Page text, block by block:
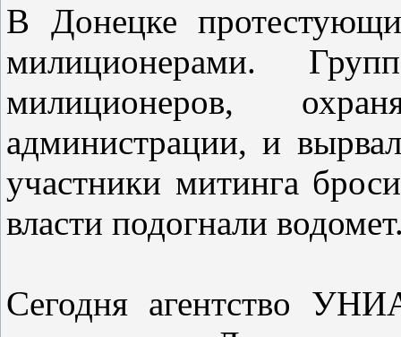
В Донецке
милиционерами.
милиционеров,
администрации, и
участники митинга
власти подогнали
Сегодня агентство